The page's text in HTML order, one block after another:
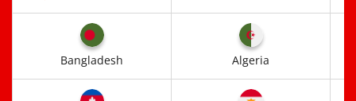
Bangladesh Algeria